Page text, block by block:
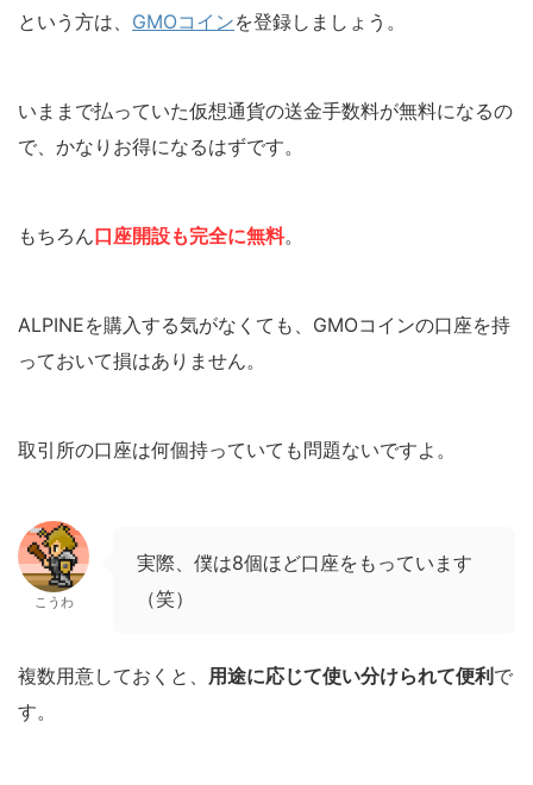
という方は、 GMOコインを登録しましょう。
いままで払っていた仮想通貨の送金手数料が無料になるの
で、かなりお得になるはずです。
もちろん口座開設も完全に無料。
ALPINEを購入する気がなくても、GMOコインの口座を持
っておいて損はありません。
取引所の口座は何個持っていても問題ないですよ。
こうわ
実際、僕は8個ほど口座をもっています
（笑）
複数用意しておくと、 用途に応じて使い分けられて便利で
す。